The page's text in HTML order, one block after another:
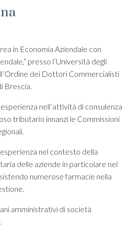
in Economia Aziendale con
presso l’Università degli
dei Dottori Commercialisti
Brescia.
nell’attività di consulenza
tributario innanzi le Commissioni
nel contesto della
delle aziende in particolare nel
numerose farmacie nella
amministrativi di società